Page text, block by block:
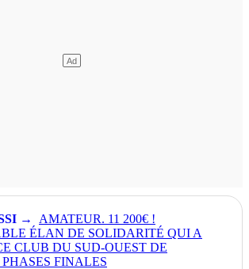
AMATEUR. 11 200€ !
ÉLAN DE SOLIDARITÉ QUI A
CLUB DU SUD-OUEST DE
FINALES